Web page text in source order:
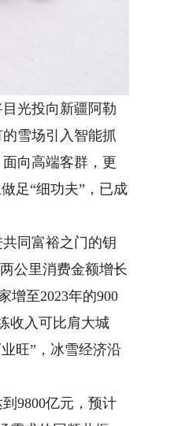
光投向新疆阿勒
雪场引入智能抓
向高端客群，更
足“细功夫”，已成
同富裕之门的钥
公里消费金额增长
增至2023年的900
收入可比肩大城
旺”，冰雪经济沿
9800亿元，预计